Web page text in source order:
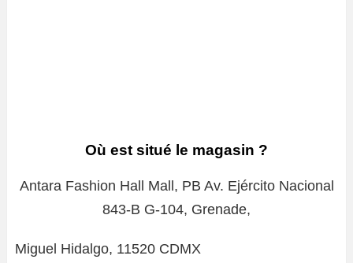
Où est situé le magasin ?
Antara Fashion Hall Mall, PB Av. Ejército Nacional
843-B G-104, Grenade,
Miguel Hidalgo, 11520 CDMX